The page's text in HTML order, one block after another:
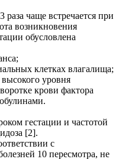
чаще встречается при
возникновения
обусловлена
клетках влагалища;
уровня
крови фактора
гестации и частотой
[2].
с
10 пересмотра, не